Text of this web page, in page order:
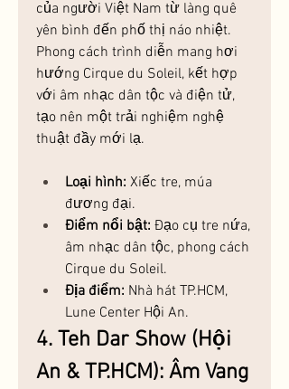
của người Việt Nam từ làng quê
yên bình đến phố thị náo nhiệt.
Phong cách trình diễn mang hơi
hướng Cirque du Soleil, kết hợp
với âm nhạc dân tộc và điện tử,
tạo nên một trải nghiệm nghệ
thuật đầy mới lạ.
Loại hình: Xiếc tre, múa
đương đại.
Điểm nổi bật: Đạo cụ tre nứa,
âm nhạc dân tộc, phong cách
Cirque du Soleil.
Địa điểm: Nhà hát TP.HCM,
Lune Center Hội An.
4. Teh Dar Show (Hội
An & TP.HCM): Âm Vang